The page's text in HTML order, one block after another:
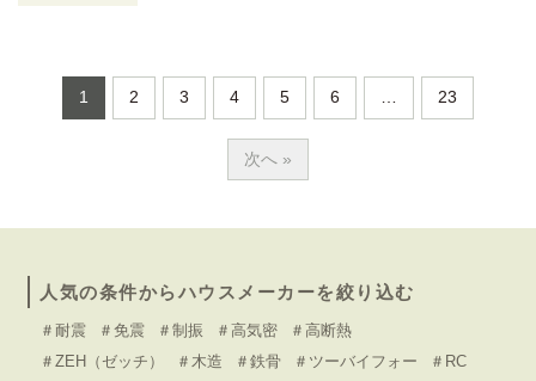
1 2 3 4 5 6 … 23
次へ »
人気の条件からハウスメーカーを絞り込む
＃耐震 ＃免震 ＃制振 ＃高気密
＃高断熱
＃ZEH（ゼッチ）
＃木造 ＃鉄骨 ＃ツーバイフォー
＃RC